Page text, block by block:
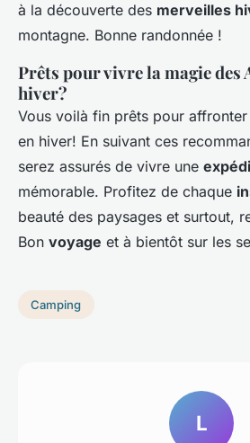
à la découverte des merveilles
montagne. Bonne randonnée !
Prêts pour vivre la magie des
hiver?
Vous voilà fin prêts pour affronter
en hiver! En suivant ces
serez assurés de vivre une
mémorable. Profitez de chaque
beauté des paysages et surtout,
Bon voyage et à bientôt sur les
Camping
L